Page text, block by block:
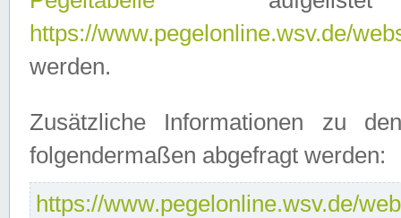
https://www.pegelonline.wsv.de/
werden.
Zusätzliche Informationen zu
folgendermaßen abgefragt werden:
https://www.pegelonline.wsv.de/